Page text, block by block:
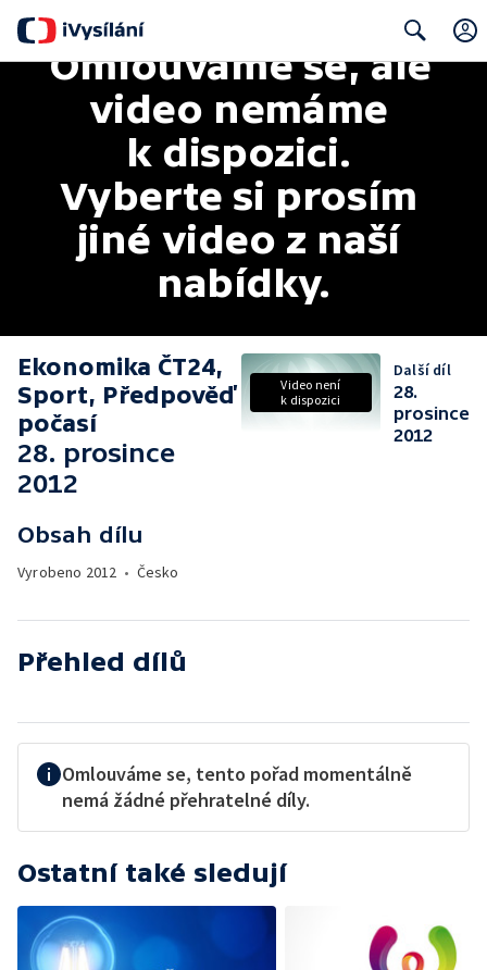
Search
Omlouváme se, ale
video nemáme
k dispozici.
Vyberte si prosím
jiné video z naší
nabídky.
Ekonomika ČT24,
Sport, Předpověď
počasí
28. prosince
2012
Obsah dílu
Vyrobeno 2012 • Česko
Video není
k dispozici
Další díl
28.
prosince
2012
Přehled dílů
Omlouváme se, tento pořad momentálně
nemá žádné přehratelné díly.
Ostatní také sledují